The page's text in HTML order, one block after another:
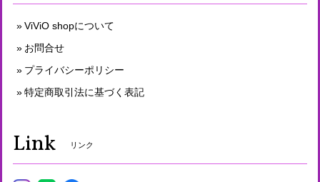
ViViO shopについて
お問合せ
プライバシーポリシー
特定商取引法に基づく表記
Link リンク